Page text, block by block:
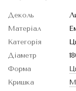
Деколь
Матеріал
Категорія
Діаметр
Форма
Кришка